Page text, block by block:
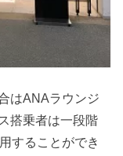
はANAラウンジ
搭乗者は一段階
することができ